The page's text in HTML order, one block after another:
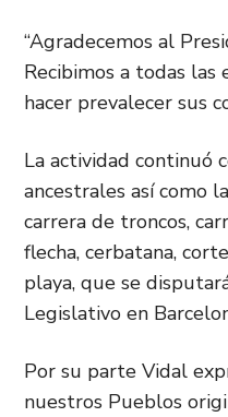
“Agradecemos al
Recibimos a todas
hacer prevalecer sus
La actividad continuó
ancestrales así como
carrera de troncos,
flecha, cerbatana,
playa, que se
Legislativo en
Por su parte Vidal
nuestros Pueblos